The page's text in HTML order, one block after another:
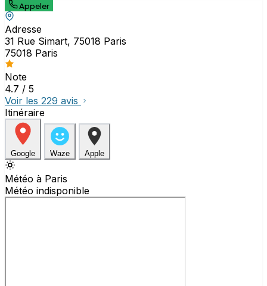
Appeler
Adresse
31 Rue Simart, 75018 Paris
75018 Paris
Note
4.7 / 5
Voir les 229 avis
Itinéraire
Google Waze Apple
Météo à Paris
Météo indisponible